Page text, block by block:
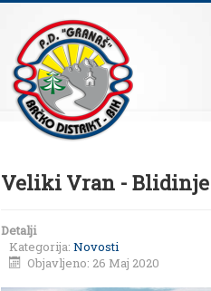
Veliki Vran - Blidinje
Detalji
Kategorija: Novosti
Objavljeno: 26 Maj 2020